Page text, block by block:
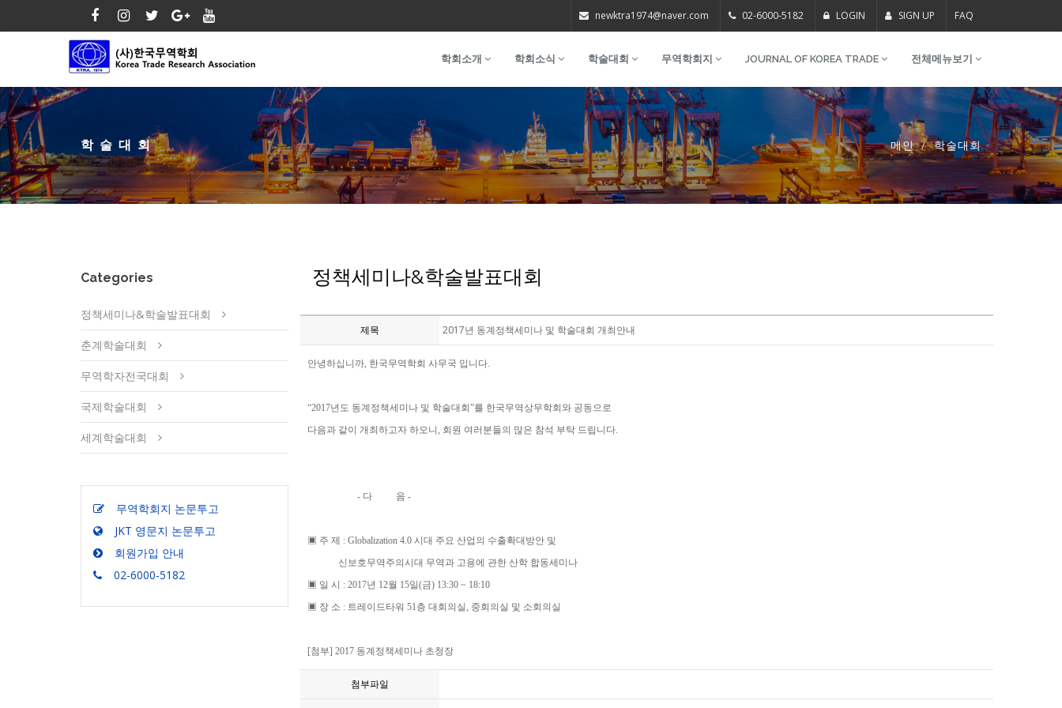
newktra1974@naver.com 02-6000-5182 LOGIN SIGN UP FAQ
학회소개 학회소식 학술대회 무역학회지 JOURNAL OF KOREA TRADE 전체메뉴보기
학술대회 메인 학술대회
Categories
정책세미나&학술발표대회
춘계학술대회
무역학자전국대회
국제학술대회
세계학술대회
무역학회지 논문투고
JKT 영문지 논문투고
회원가입 안내
02-6000-5182
정책세미나&학술발표대회
제목 2017년 동계정책세미나 및 학술대회 개최안내
안녕하십니까, 한국무역학회 사무국 입니다.
“2017년도 동계정책세미나 및 학술대회”를 한국무역상무학회와 공동으로
다음과 같이 개최하고자 하오니, 회원 여러분들의 많은 참석 부탁 드립니다.
- 다 음 -
▣ 주 제 : Globalization 4.0 시대 주요 산업의 수출확대방안 및
신보호무역주의시대 무역과 고용에 관한 산학 합동세미나
▣ 일 시 : 2017년 12월 15일(금) 13:30 ~ 18:10
▣ 장 소 : 트레이드타워 51층 대회의실, 중회의실 및 소회의실
[첨부] 2017 동계정책세미나 초청장
첨부파일